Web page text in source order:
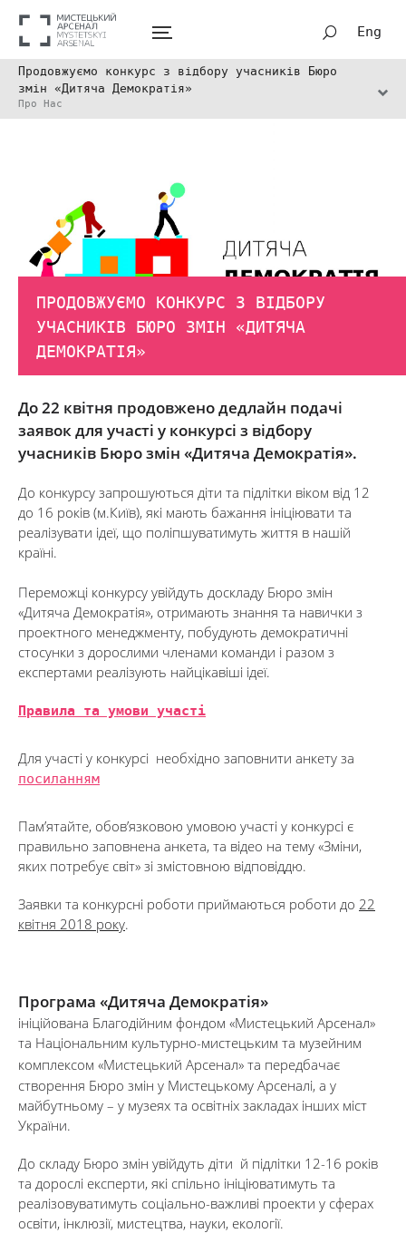
Eng
Продовжуємо конкурс з відбору учасників Бюро
змін «Дитяча Демократія»
Про Нас
ПРОДОВЖУЄМО КОНКУРС З ВІДБОРУ
УЧАСНИКІВ БЮРО ЗМІН «ДИТЯЧА
ДЕМОКРАТІЯ»
До 22 квітня продовжено дедлайн подачі
заявок для участі у конкурсі з відбору
учасників Бюро змін «Дитяча Демократія».
До конкурсу запрошуються діти та підлітки віком від 12
до 16 років (м.Київ), які мають бажання ініціювати та
реалізувати ідеї, що поліпшуватимуть життя в нашій
країні.
Переможці конкурсу увійдуть доскладу Бюро змін
«Дитяча Демократія», отримають знання та навички з
проектного менеджменту, побудують демократичні
стосунки з дорослими членами команди і разом з
експертами реалізують найцікавіші ідеї.
Правила та умови участі
Для участі у конкурсі необхідно заповнити анкету за
посиланням
Пам’ятайте, обов’язковою умовою участі у конкурсі є
правильно заповнена анкета, та відео на тему «Зміни,
яких потребує світ» зі змістовною відповіддю.
Заявки та конкурсні роботи приймаються роботи до 22
квітня 2018 року.
Програма «Дитяча Демократія»
ініційована Благодійним фондом «Мистецький Арсенал»
та Національним культурно-мистецьким та музейним
комплексом «Мистецький Арсенал» та передбачає
створення Бюро змін у Мистецькому Арсеналі, а у
майбутньому – у музеях та освітніх закладах інших міст
України.
До складу Бюро змін увійдуть діти й підлітки 12-16 років
та дорослі експерти, які спільно ініціюватимуть та
реалізовуватимуть соціально-важливі проекти у сферах
освіти, інклюзії, мистецтва, науки, екології.